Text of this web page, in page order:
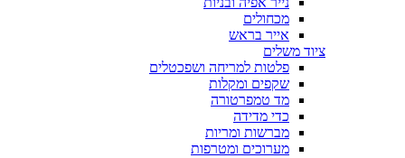
מכחולים
אייר בראש
ציוד משלים
פלטות למריחה ושפכטלים
שקפים ומקלות
מד טמפרטורה
כדי מדידה
מברשות ומריות
מערוכים ומטרפות